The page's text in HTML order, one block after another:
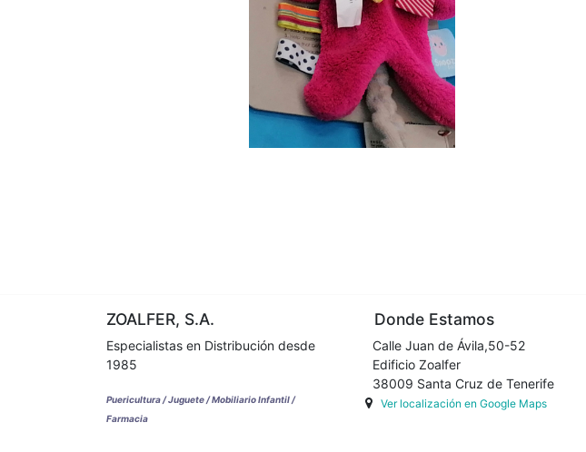
ZOALFER, S.A.
Especialistas en Distribución desde
1985
Puericultura / Juguete / Mobiliario Infantil /
Farmacia
Donde Estamos
Calle Juan de Ávila,50-52
Edificio Zoalfer
38009 Santa Cruz de Tenerife
Ver localización en Google Maps